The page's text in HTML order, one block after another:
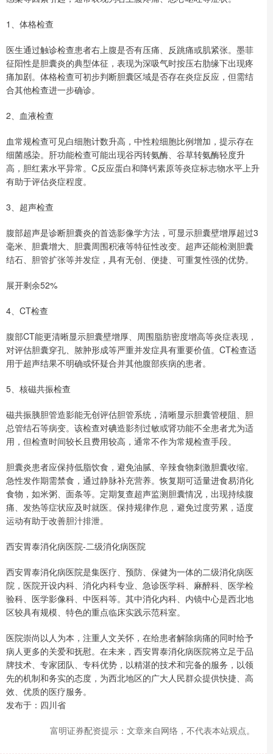
1、体格检查
医生通过触诊检查患者右上腹是否有压痛、反跳痛或肌紧张。墨菲
征阳性是胆囊炎的典型体征，表现为深吸气时按压右肋缘下出现疼
痛加剧。体格检查可初步判断胆囊区域是否存在炎症反应，但需结
合其他检查进一步确诊。
2、血液检查
血常规检查可见白细胞计数升高，中性粒细胞比例增加，提示存在
细菌感染。肝功能检查可能出现谷丙转氨酶、谷草转氨酶轻度升
高，胆红素水平异常。C反应蛋白和降钙素原等炎症标志物水平上升
有助于评估炎症程度。
3、超声检查
腹部超声是诊断胆囊炎的首选影像学方法，可显示胆囊壁增厚超过3
毫米、胆囊增大、胆囊周围积液等特征性改变。超声还能检测胆囊
结石、胆管扩张等并发症，具有无创、便捷、可重复性强的优势。
展开剩余52%
4、CT检查
腹部CT能更清晰显示胆囊壁增厚、周围脂肪密度增高等炎症表现，
对评估胆囊穿孔、脓肿形成等严重并发症具有重要价值。CT检查适
用于超声结果不明确或怀疑合并其他腹部疾病的患者。
5、核磁共振检查
磁共振胰胆管造影能无创评估胆管系统，清晰显示胆囊管梗阻、胆
总管结石等病变。该检查对碘造影剂过敏或肾功能不全患者尤为适
用，但检查时间较长且费用较高，通常不作为常规检查手段。
胆囊炎患者应保持低脂饮食，避免油腻、辛辣食物刺激胆囊收缩。
急性发作期需禁食，通过静脉补充营养。恢复期可适量进食易消化
食物，如米粥、面条等。定期复查超声监测胆囊情况，出现持续腹
痛、发热等症状应及时就医。保持规律作息，避免过度劳累，适度
运动有助于改善胆汁排泄。
西安胃泰消化病医院-二级消化病医院
西安胃泰消化病医院是集医疗、预防、保健为一体的二级消化病医
院，医院开设内科、消化内科专业、急诊医学科、麻醉科、医学检
验科、医学影像科、中医科等。其中消化内科、内镜中心是西北地
区较具有规模、特色的重点临床实践示范科室。
医院崇尚以人为本，注重人文关怀，在给患者解除病痛的同时给予
病人更多的关爱和抚慰。在未来，西安胃泰消化病医院将立足于品
牌技术、专家团队、专科优势，以精湛的技术和完备的服务，以领
先的机制和务实的态度，为西北地区的广大人民群众提供快捷、高
效、优质的医疗服务。
发布于：四川省
富明证券配资提示：文章来自网络，不代表本站观点。